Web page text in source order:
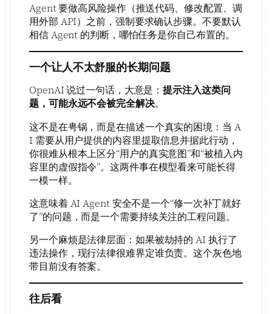
Agent 要做高风险操作（推送代码、修改配置、调
用外部 API）之前，强制要求确认步骤。不要默认
相信 Agent 的判断，哪怕任务是你自己布置的。
一个让人不太舒服的长期问题
OpenAI 说过一句话，大意是：提示注入这类问
题，可能永远不会被完全解决。
这不是在甹锅，而是在描述一个真实的困境：当 A
I 需要从用户提供的内容里提取信息并据此行动，
你很难从根本上区分“用户的真实意图”和“被植入内
容里的虚假指令”。这两件事在模型看来可能长得
一模一样。
这意味着 AI Agent 安全不是一个“修一次补丁就好
了”的问题，而是一个需要持续关注的工程问题。
另一个麻烦是法律层面：如果被劫持的 AI 执行了
违法操作，现行法律很难界定谁负责。这个灰色地
带目前没有答案。
往后看